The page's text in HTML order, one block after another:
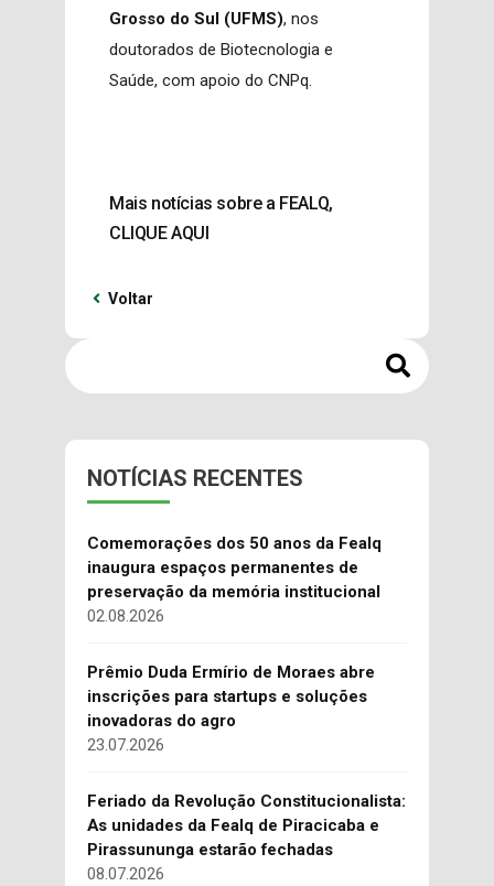
Grosso do Sul (UFMS), nos
doutorados de Biotecnologia e
Saúde, com apoio do CNPq.
Mais notícias sobre a FEALQ,
CLIQUE AQUI
Voltar
NOTÍCIAS RECENTES
Comemorações dos 50 anos da Fealq
inaugura espaços permanentes de
preservação da memória institucional
02.08.2026
Prêmio Duda Ermírio de Moraes abre
inscrições para startups e soluções
inovadoras do agro
23.07.2026
Feriado da Revolução Constitucionalista:
As unidades da Fealq de Piracicaba e
Pirassununga estarão fechadas
08.07.2026